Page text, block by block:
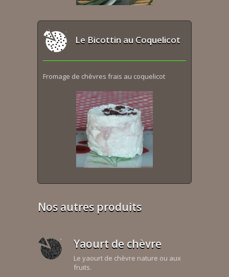
Le Bicottin au Coquelicot
Fromage de chèvres frais au coquelicot
Nos autres produits
Yaourt de chèvre
Le yaourt de chèvre nature ou aux
fruits.